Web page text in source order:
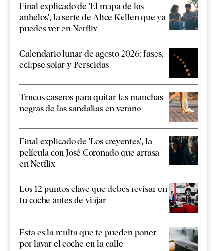
Final explicado de 'El mapa de los
anhelos', la serie de Alice Kellen que ya
puedes ver en Netflix
Calendario lunar de agosto 2026: fases,
eclipse solar y Perseidas
Trucos caseros para quitar las manchas
negras de las sandalias en verano
Final explicado de 'Los creyentes', la
película con José Coronado que arrasa
en Netflix
Los 12 puntos clave que debes revisar en
tu coche antes de viajar
Esta es la multa que te pueden poner
por lavar el coche en la calle